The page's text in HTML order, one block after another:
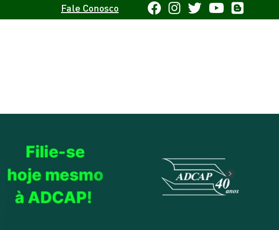
Fale Conosco
Next